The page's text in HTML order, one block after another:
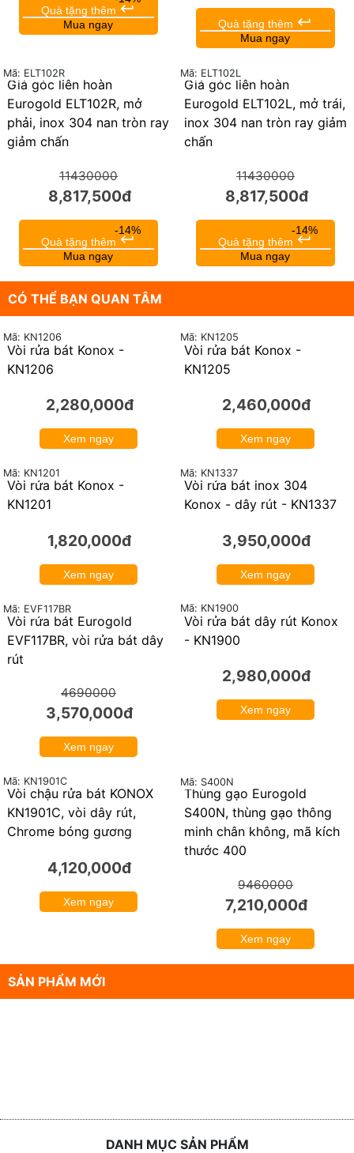
Quà tặng thêm keyboard_return
Mua ngay Quà tặng thêm keyboard_return
Mua ngay
Giá góc liên hoàn
Eurogold ELT102R, mở
phải, inox 304 nan tròn ray
giảm chấn
Mã: ELT102R
11430000
8,817,500đ
-14%
Quà tặng thêm keyboard_return
Mua ngay
Giá góc liên hoàn
Eurogold ELT102L, mở trái,
inox 304 nan tròn ray giảm
chấn
Mã: ELT102L
11430000
8,817,500đ
-14%
Quà tặng thêm keyboard_return
Mua ngay
CÓ THỂ BẠN QUAN TÂM
Vòi rửa bát Konox -
KN1206
Mã: KN1206
2,280,000đ
Xem ngay
Vòi rửa bát Konox -
KN1205
Mã: KN1205
2,460,000đ
Xem ngay
Vòi rửa bát Konox -
KN1201
Mã: KN1201
1,820,000đ
Xem ngay
Vòi rửa bát inox 304
Konox - dây rút - KN1337
Mã: KN1337
3,950,000đ
Xem ngay
Vòi rửa bát Eurogold
EVF117BR, vòi rửa bát dây
rút
Mã: EVF117BR
4690000
3,570,000đ
Xem ngay
Vòi rửa bát dây rút Konox
- KN1900
Mã: KN1900
2,980,000đ
Xem ngay
Vòi chậu rửa bát KONOX
KN1901C, vòi dây rút,
Chrome bóng gương
Mã: KN1901C
4,120,000đ
Xem ngay
Thùng gạo Eurogold
S400N, thùng gạo thông
minh chân không, mã kích
thước 400
Mã: S400N
9460000
7,210,000đ
Xem ngay
SẢN PHẨM MỚI
DANH MỤC SẢN PHẨM